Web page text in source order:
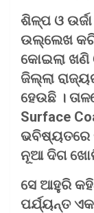
ଶିଳ୍ପ ଓ
ଉଲ୍ଲେଖ କରି
କୋଇଲା ଖଣି
ଜିଲ୍ଲା
ହେଉଛି ।
Surface
ଭବିଷ୍ୟତରେ
ନୂଆ ଦିଗ
ସେ ଆହୁରି
ପର୍ଯ୍ୟନ୍ତ